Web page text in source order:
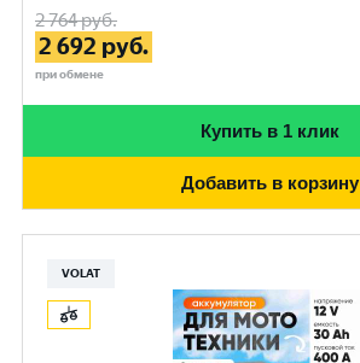
2 764руб.
2 692 руб.
при обмене
Купить в 1 клик
Добавить в корзину
VOLAT